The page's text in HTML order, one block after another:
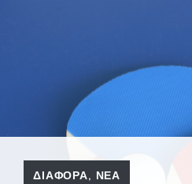
ΔΙΑΦΟΡΑ, ΝΕΑ